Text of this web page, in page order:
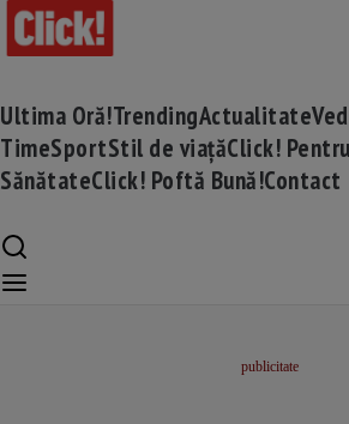
Ultima Oră!TrendingActualitate
TimeSportStil de viațăClick!
SănătateClick! Poftă Bună!Contact